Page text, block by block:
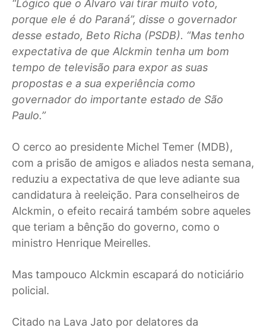
“Lógico que o Alvaro vai tirar muito voto,
porque ele é do Paraná”, disse o governador
desse estado, Beto Richa (PSDB). “Mas tenho
expectativa de que Alckmin tenha um bom
tempo de televisão para expor as suas
propostas e a sua experiência como
governador do importante estado de São
Paulo.”
O cerco ao presidente Michel Temer (MDB),
com a prisão de amigos e aliados nesta semana,
reduziu a expectativa de que leve adiante sua
candidatura à reeleição. Para conselheiros de
Alckmin, o efeito recairá também sobre aqueles
que teriam a bênção do governo, como o
ministro Henrique Meirelles.
Mas tampouco Alckmin escapará do noticiário
policial.
Citado na Lava Jato por delatores da